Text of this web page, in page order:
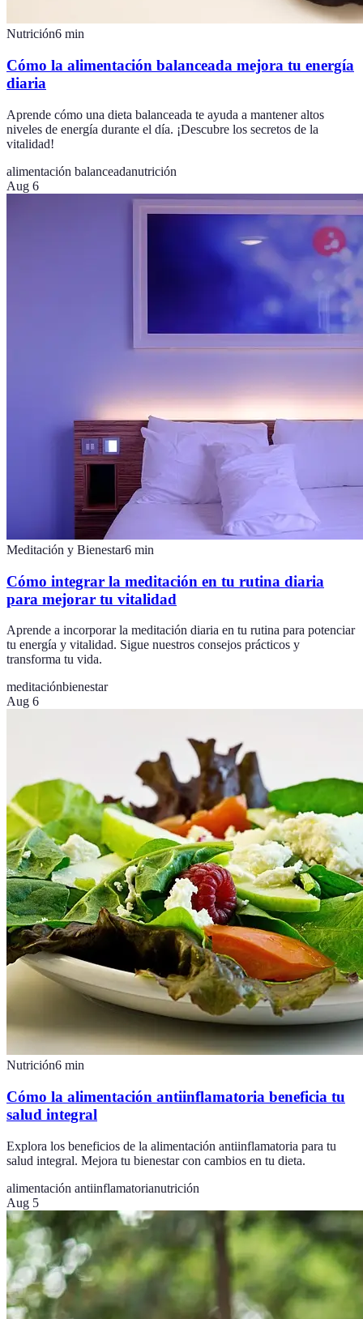
Nutrición6 min
Cómo la alimentación balanceada mejora tu energía
diaria
Aprende cómo una dieta balanceada te ayuda a mantener altos
niveles de energía durante el día. ¡Descubre los secretos de la
vitalidad!
alimentación balanceadanutrición
Aug 6
Meditación y Bienestar6 min
Cómo integrar la meditación en tu rutina diaria
para mejorar tu vitalidad
Aprende a incorporar la meditación diaria en tu rutina para potenciar
tu energía y vitalidad. Sigue nuestros consejos prácticos y
transforma tu vida.
meditaciónbienestar
Aug 6
Nutrición6 min
Cómo la alimentación antiinflamatoria beneficia tu
salud integral
Explora los beneficios de la alimentación antiinflamatoria para tu
salud integral. Mejora tu bienestar con cambios en tu dieta.
alimentación antiinflamatorianutrición
Aug 5